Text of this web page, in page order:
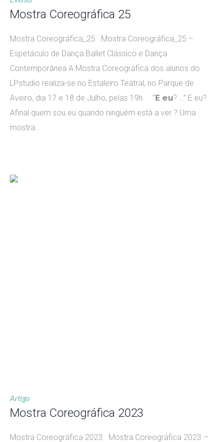
Mostra Coreográfica 25
Mostra Coreográfica_25 Mostra Coreográfica_25 –
Espetáculo de Dança Ballet Clássico e Dança
Contemporânea A Mostra Coreográfica dos alunos do
LPstudio realiza-se no Estaleiro Teatral, no Parque de
Aveiro, dia 17 e 18 de Julho, pelas 19h. “𝗘 𝗲𝘂? …” E eu?
Afinal quem sou eu quando ninguém está a ver ? Uma
mostra...
Artigo
Mostra Coreográfica 2023
Mostra Coreográfica 2023 Mostra Coreográfica 2023 –